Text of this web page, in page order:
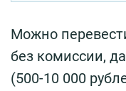
Можно
без комиссии,
(500-10 000